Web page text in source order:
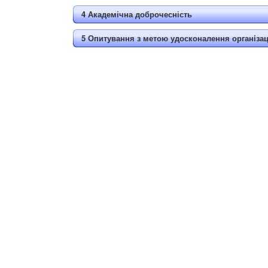
4 Академічна доброчесність
5 Опитування з метою удосконалення